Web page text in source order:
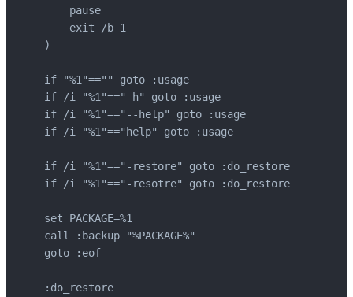
    pause
    exit /b 1
)
if "%1"=="" goto :usage
if /i "%1"=="-h" goto :usage
if /i "%1"=="--help" goto :usage
if /i "%1"=="help" goto :usage
if /i "%1"=="-restore" goto :do_restore
if /i "%1"=="-resotre" goto :do_restore
set PACKAGE=%1
call :backup "%PACKAGE%"
goto :eof
:do_restore